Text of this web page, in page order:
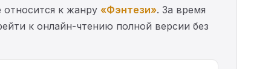
к жанру «Фэнтези». За время
к онлайн-чтению полной версии без